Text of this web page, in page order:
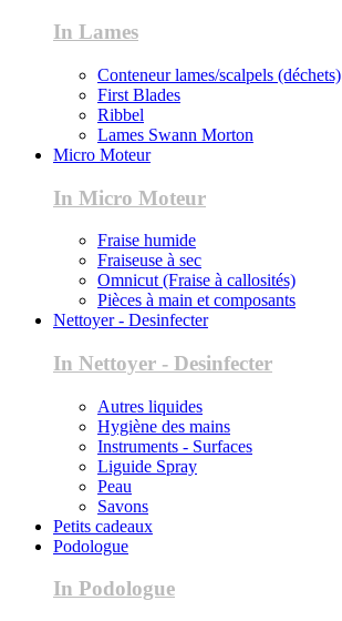
In Lames
Conteneur lames/scalpels (déchets)
First Blades
Ribbel
Lames Swann Morton
Micro Moteur
In Micro Moteur
Fraise humide
Fraiseuse à sec
Omnicut (Fraise à callosités)
Pièces à main et composants
Nettoyer - Desinfecter
In Nettoyer - Desinfecter
Autres liquides
Hygiène des mains
Instruments - Surfaces
Liguide Spray
Peau
Savons
Petits cadeaux
Podologue
In Podologue